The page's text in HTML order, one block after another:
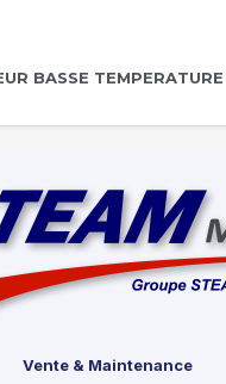
BASSE
Vente & Maintenance